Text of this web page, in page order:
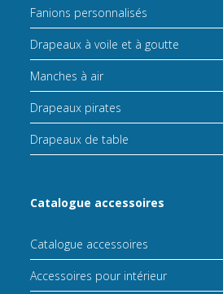
Fanions personnalisés
Drapeaux à voile et à goutte
Manches à air
Drapeaux pirates
Drapeaux de table
Catalogue accessoires
Catalogue accessoires
Accessoires pour intérieur